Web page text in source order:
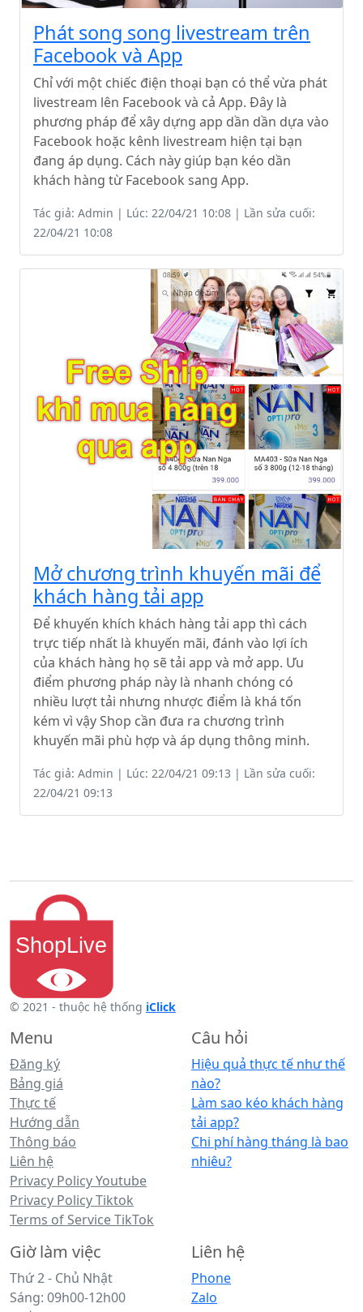
Phát song song livestream trên
Facebook và App
Chỉ với một chiếc điện thoại bạn có thể vừa phát
livestream lên Facebook và cả App. Đây là
phương pháp để xây dựng app dần dần dựa vào
Facebook hoặc kênh livestream hiện tại bạn
đang áp dụng. Cách này giúp bạn kéo dần
khách hàng từ Facebook sang App.
Tác giả: Admin | Lúc: 22/04/21 10:08 | Lần sửa cuối:
22/04/21 10:08
Mở chương trình khuyến mãi để
khách hàng tải app
Để khuyến khích khách hàng tải app thì cách
trực tiếp nhất là khuyến mãi, đánh vào lợi ích
của khách hàng họ sẽ tải app và mở app. Ưu
điểm phương pháp này là nhanh chóng có
nhiều lượt tải nhưng nhược điểm là khá tốn
kém vì vậy Shop cần đưa ra chương trình
khuyến mãi phù hợp và áp dụng thông minh.
Tác giả: Admin | Lúc: 22/04/21 09:13 | Lần sửa cuối:
22/04/21 09:13
© 2021 - thuộc hệ thống iClick
Menu
Đăng ký
Bảng giá
Thực tế
Hướng dẫn
Thông báo
Liên hệ
Privacy Policy Youtube
Privacy Policy Tiktok
Terms of Service TikTok
Câu hỏi
Hiệu quả thực tế như thế
nào?
Làm sao kéo khách hàng
tải app?
Chi phí hàng tháng là bao
nhiêu?
Giờ làm việc
Thứ 2 - Chủ Nhật
Sáng: 09h00-12h00
Liên hệ
Phone
Zalo